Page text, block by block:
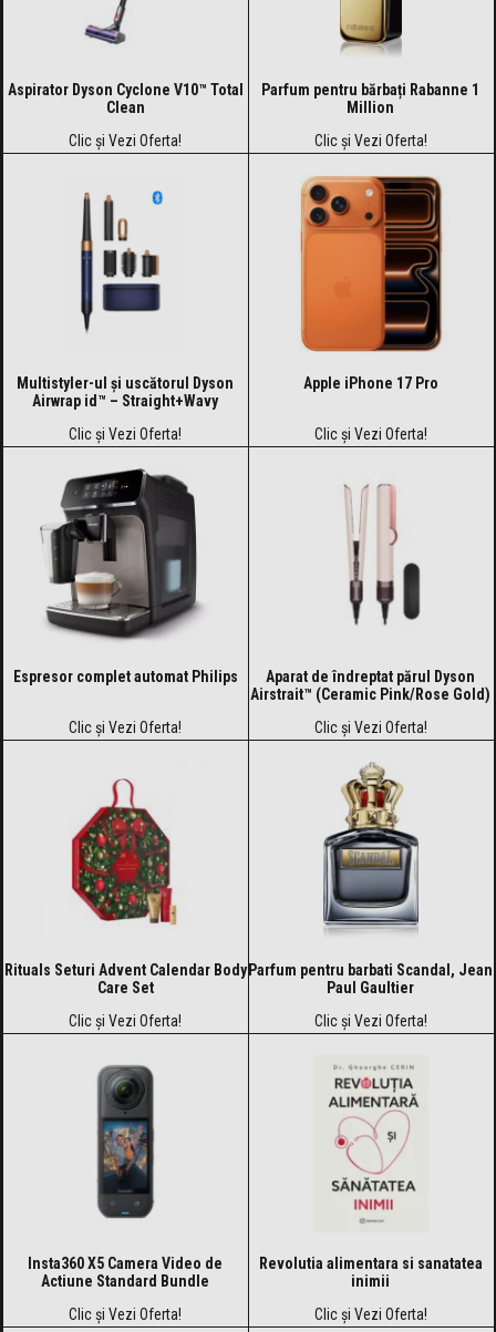
Aspirator Dyson Cyclone V10™ Total
Clean
Clic și Vezi Oferta!
Parfum pentru bărbați Rabanne 1
Million
Clic și Vezi Oferta!
Multistyler-ul și uscătorul Dyson
Airwrap id™ – Straight+Wavy
Clic și Vezi Oferta!
Apple iPhone 17 Pro
Clic și Vezi Oferta!
Espresor complet automat Philips
Clic și Vezi Oferta!
Aparat de îndreptat părul Dyson
Airstrait™ (Ceramic Pink/Rose Gold)
Clic și Vezi Oferta!
Rituals Seturi Advent Calendar Body
Care Set
Clic și Vezi Oferta!
Parfum pentru barbati Scandal, Jean
Paul Gaultier
Clic și Vezi Oferta!
Insta360 X5 Camera Video de
Actiune Standard Bundle
Clic și Vezi Oferta!
Revolutia alimentara si sanatatea
inimii
Clic și Vezi Oferta!